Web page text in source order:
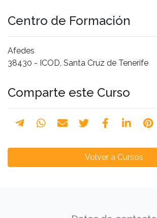
Centro de Formación
Afedes
38430 - ICOD, Santa Cruz de Tenerife
Comparte este Curso
Volver a Cursos